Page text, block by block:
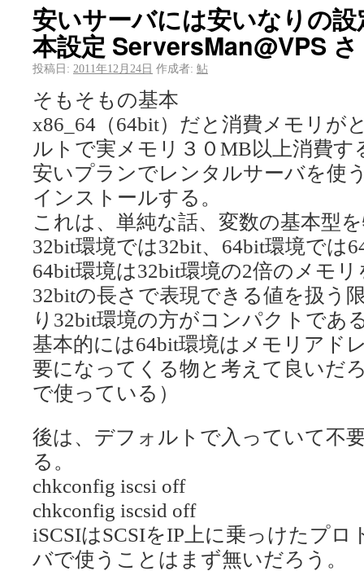
安いサーバには安いなりの
本設定 ServersMan@VPS
投稿日: 2011年12月24日 作成者: 鮎
そもそもの基本
x86_64（64bit）だと消費メモリが
ルトで実メモリ３０MB以上消費す
安いプランでレンタルサーバを使
インストールする。
これは、単純な話、変数の基本型
32bit環境では32bit、64bit環境では
64bit環境は32bit環境の2倍のメモ
32bitの長さで表現できる値を扱う
り32bit環境の方がコンパクトであ
基本的には64bit環境はメモリアド
要になってくる物と考えて良いだ
で使っている）
後は、デフォルトで入っていて不
る。
chkconfig iscsi off
chkconfig iscsid off
iSCSIはSCSIをIP上に乗っけたプ
バで使うことはまず無いだろう。